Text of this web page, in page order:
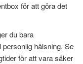
för att göra det
du bara
hälsning. Se
för att vara säker